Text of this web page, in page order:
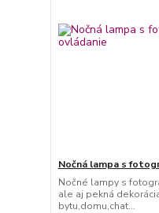
Nočná lampa s
Nočné lampy s
ale aj pekná
bytu,domu,chat...